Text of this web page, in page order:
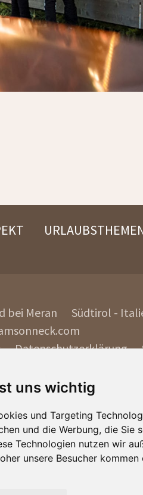
uns wichtig
und Targeting
und die Werbung, die Sie
Technologien nutzen wir
unsere Besucher
bei Meran
Südtirol -
Datenschutzerklärung